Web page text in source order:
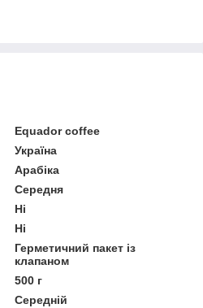
Equador coffee
Україна
Арабіка
Середня
Ні
Ні
Герметичний пакет із
клапаном
500 г
Середній